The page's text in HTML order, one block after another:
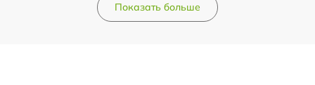
Показать больше